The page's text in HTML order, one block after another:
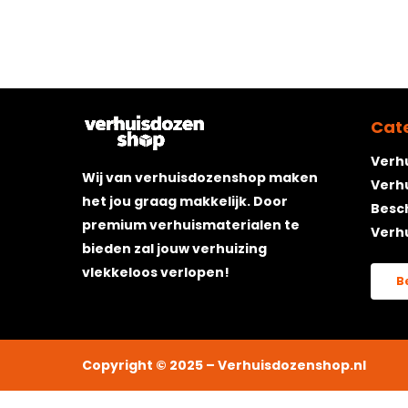
Wij van verhuisdozenshop maken
het jou graag makkelijk. Door
premium verhuismaterialen te
bieden zal jouw verhuizing
vlekkeloos verlopen!
Copyright © 2025 – Verhuisdozenshop.nl